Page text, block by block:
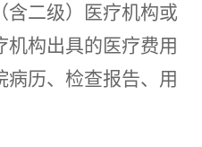
含二级）医疗机构或
构出具的医疗费用
历、检查报告、用